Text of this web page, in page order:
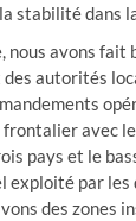
stabilité dans
avons fait
autorités
avec
pays et le
exploité par les
des zones